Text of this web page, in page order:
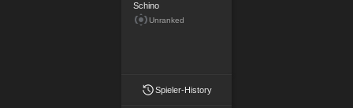
Schino
Unranked
Spieler-History